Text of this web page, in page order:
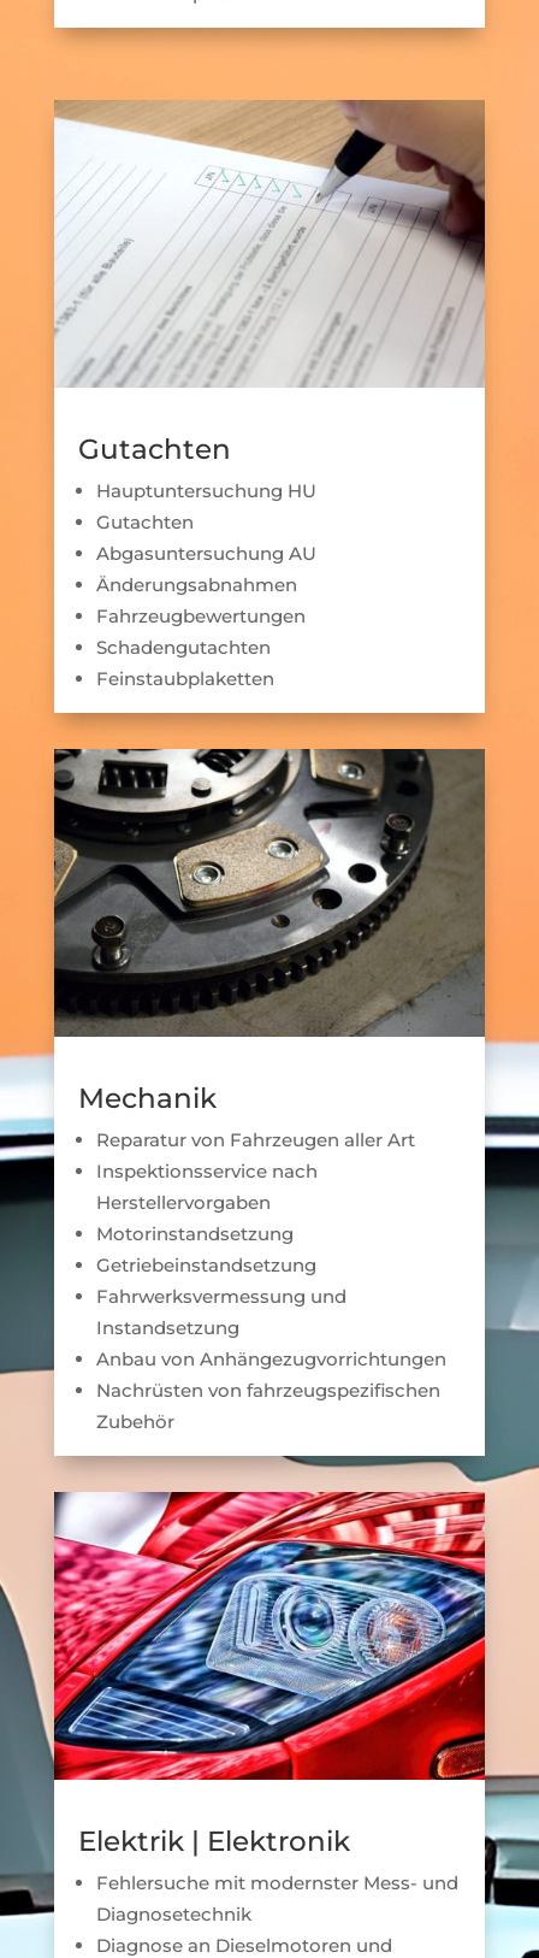
Gutachten
Hauptuntersuchung HU
Gutachten
Abgasuntersuchung AU
Änderungsabnahmen
Fahrzeugbewertungen
Schadengutachten
Feinstaubplaketten
Mechanik
Reparatur von Fahrzeugen aller Art
Inspektionsservice nach
Herstellervorgaben
Motorinstandsetzung
Getriebeinstandsetzung
Fahrwerksvermessung und
Instandsetzung
Anbau von Anhängezugvorrichtungen
Nachrüsten von fahrzeugspezifischen
Zubehör
Elektrik | Elektronik
Fehlersuche mit modernster Mess- und
Diagnosetechnik
Diagnose an Dieselmotoren und